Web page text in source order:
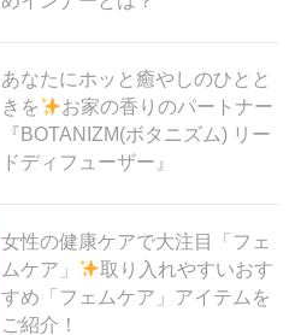
あなたにホッと癒やしのひとと
きを
お家の香りのパートナー
『BOTANIZM(ボタニズム) リー
ドディフューザー』
女性の健康ケアで大注目「フェ
ムケア」
取り入れやすいおす
すめ「フェムケア」アイテムを
ご紹介！